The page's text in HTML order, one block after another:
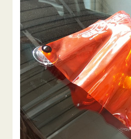
飛び石ひび割れでヒビ先が伸びた場合は？